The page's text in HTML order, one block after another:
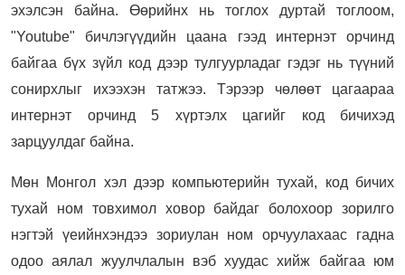
эхэлсэн байна. Өөрийнх нь тоглох дуртай тоглоом,
"Youtube" бичлэгүүдийн цаана гээд интернэт орчинд
байгаа бүх зүйл код дээр тулгуурладаг гэдэг нь түүний
сонирхлыг ихээхэн татжээ. Тэрээр чөлөөт цагаараа
интернэт орчинд 5 хүртэлх цагийг код бичихэд
зарцуулдаг байна.
Мөн Монгол хэл дээр компьютерийн тухай, код бичих
тухай ном товхимол ховор байдаг болохоор зорилго
нэгтэй үеийнхэндээ зориулан ном орчуулахаас гадна
одоо аялал жуулчлалын вэб хуудас хийж байгаа юм